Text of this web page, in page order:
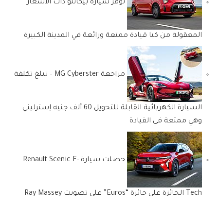
توفر سيارة بيكانتو ذات الأسعار
المعقولة من كيا قيادة ممتعة ورائعة في المدينة الكبيرة
مراجعة MG Cyberster – تبلغ تكلفة
السيارة الكهربائية القابلة للتحويل 60 ألف جنيه إسترليني
وهي ممتعة في القيادة
حصلت سيارة Renault Scenic E-
Tech الحائزة على جائزة “Euros” على تصويت Ray Massey